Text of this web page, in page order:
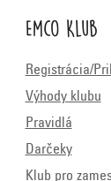
Emco Klub
Registrácia/
Výhody klubu
Pravidlá
Darčeky
Klub pro